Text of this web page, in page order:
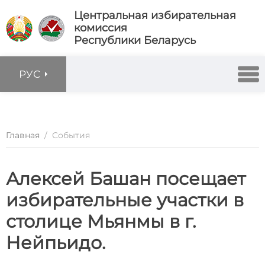
Центральная избирательная
комиссия
Республики Беларусь
РУС
Главная / События
Алексей Башан посещает
избирательные участки в
столице Мьянмы в г.
Нейпьидо.